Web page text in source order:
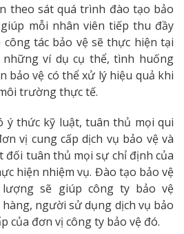
theo sát quá trình đào tạo bảo
mỗi nhân viên tiếp thu đầy
công tác bảo vệ sẽ thực hiện tại
những ví dụ cụ thể, tình huống
bảo vệ có thể xử lý hiệu quả khi
trường thực tế.
ý thức kỹ luật, tuân thủ mọi qui
vị cung cấp dịch vụ bảo vệ và
đối tuân thủ mọi sự chỉ định của
hiện nhiệm vụ. Đào tạo bảo vệ
lượng sẽ giúp công ty bảo vệ
người sử dụng dịch vụ bảo
của đơn vị công ty bảo vệ đó.